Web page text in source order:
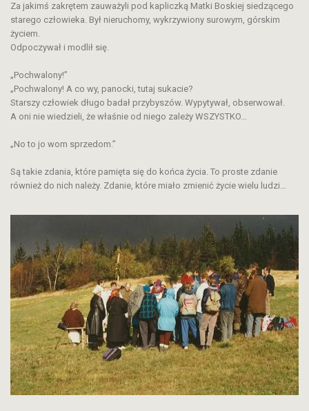
Za jakimś zakrętem zauważyli pod kapliczką Matki Boskiej siedzącego
starego człowieka. Był nieruchomy, wykrzywiony surowym, górskim
życiem.
Odpoczywał i modlił się.
„Pochwalony!”
„Pochwalony! A co wy, panocki, tutaj sukacie?
Starszy człowiek długo badał przybyszów. Wypytywał, obserwował.
A oni nie wiedzieli, że właśnie od niego zależy WSZYSTKO…
„No to jo wom sprzedom.”
Są takie zdania, które pamięta się do końca życia. To proste zdanie
również do nich należy. Zdanie, które miało zmienić życie wielu ludzi…